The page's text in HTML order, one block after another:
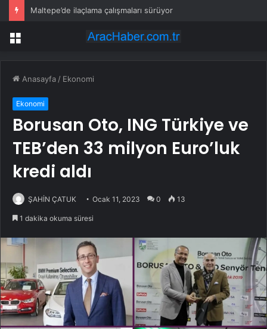
Maltepe’de ilaçlama çalışmaları sürüyor
Menü
Anasayfa / Ekonomi
Ekonomi
Borusan Oto, ING Türkiye ve
TEB’den 33 milyon Euro’luk
kredi aldı
ŞAHİN ÇATUK Ocak 11, 2023 0 13
1 dakika okuma süresi